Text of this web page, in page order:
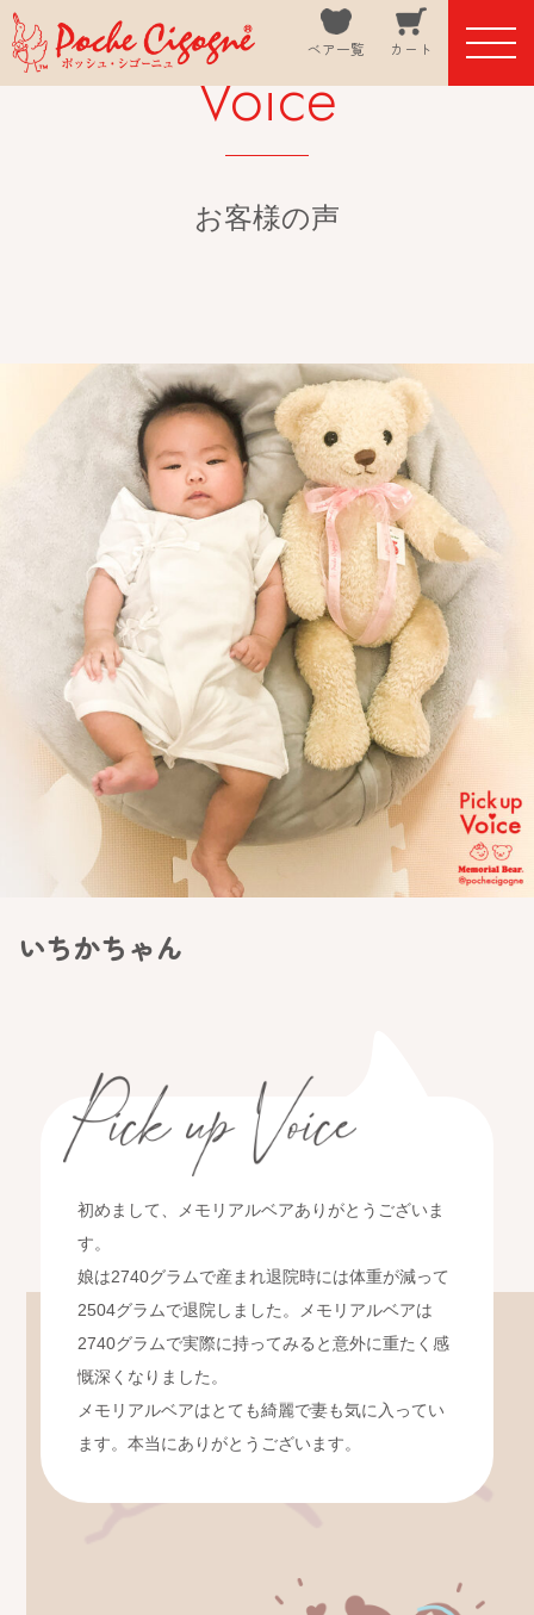
ベア一覧 カート
Voice
お客様の声
いちかちゃん
初めまして、メモリアルベアありがとうございま
す。
娘は2740グラムで産まれ退院時には体重が減って
2504グラムで退院しました。メモリアルベアは
2740グラムで実際に持ってみると意外に重たく感
慨深くなりました。
メモリアルベアはとても綺麗で妻も気に入ってい
ます。本当にありがとうございます。